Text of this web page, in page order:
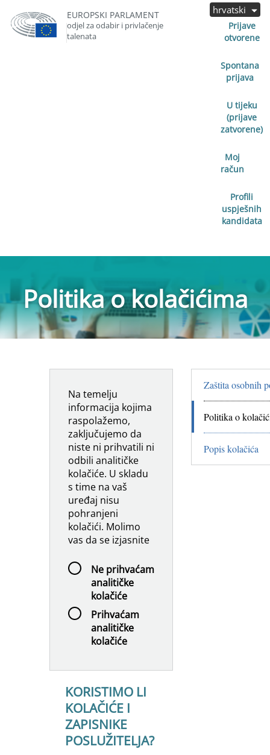
EUROPSKI PARLAMENT
odjel za odabir i privlačenje
talenata
Prijave
otvorene
Spontana
prijava
U tijeku
(prijave
zatvorene)
Moj
račun
Profili
uspješnih
kandidata
hrvatski
Politika o kolačićima
Na temelju
informacija kojima
raspolažemo,
zaključujemo da
niste ni prihvatili ni
odbili analitičke
kolačiće. U skladu
s time na vaš
uređaj nisu
pohranjeni
kolačići. Molimo
vas da se izjasnite
Ne prihvaćam
analitičke
kolačiće
Prihvaćam
analitičke
kolačiće
KORISTIMO LI
KOLAČIĆE I
ZAPISNIKE
POSLUŽITELJA?
Zaštita osobnih
Politika o
Popis kolačića